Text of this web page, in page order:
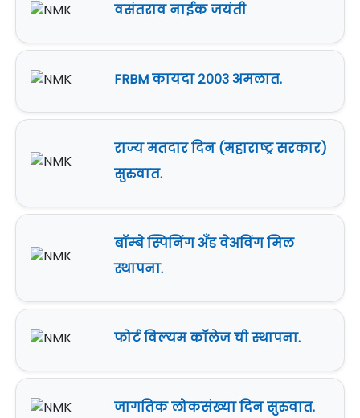
वसंतराव नाईक जयंती
FRBM कायदा २००३ अमलात.
राज्य मतदार दिन (महाराष्ट्र सरकार)
सुरुवात.
बॉम्बे स्पिनिंग अँड वेअविंग मिल
स्थापना.
फोर्ट विल्यम कॉलेज ची स्थापना.
जागतिक लोकसंख्या दिन सुरुवात.